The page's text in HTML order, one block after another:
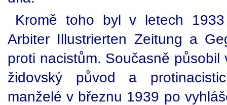
Kromě toho byl v letech
Arbiter Illustrierten Zeitung a
proti nacistům. Současně
židovský původ a
manželé v březnu 1939 po